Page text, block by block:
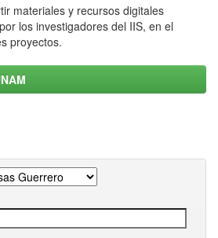
materiales y recursos digitales
los investigadores del IIS, en el
proyectos.